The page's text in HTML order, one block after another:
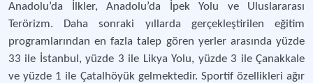
Anadolu’da İlkler, Anadolu’da İpek Yolu ve Uluslararası
Terörizm. Daha sonraki yıllarda gerçekleştirilen eğitim
programlarından en fazla talep gören yerler arasında yüzde
33 ile İstanbul, yüzde 3 ile Likya Yolu, yüzde 3 ile Çanakkale
ve yüzde 1 ile Çatalhöyük gelmektedir. Sportif özellikleri ağır